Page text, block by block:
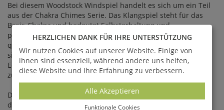
Bei diesem Woodstock Windspiel handelt es sich um ein Teil
aus der Chakra Chimes Serie. Das Klangspiel steht für das
Basis-Chakra und bedeutet Selbsterhaltung und
physikalische Identität. Hergestellt in Handarbeit aus
qualitativ hochwertigem schwarzen Eschenholz, sechs
silbernen Stäbchen und einem gefärbten roten Achat.
Edelsteinen werden von Experten positive Schwingungen
zugesagt die auf Menschen übergehen.
Die Gesamtlänge des Klangspiels, von Aufhängung bis Ende
des Pendels, beträgt 46,9cm.
HERZLICHEN DANK FÜR IHRE UNTERSTÜTZUNG
Wir nutzen Cookies auf unserer Website. Einige von
ihnen sind essenziell, während andere uns helfen,
diese Website und Ihre Erfahrung zu verbessern.
Alle Akzeptieren
Funktionale Cookies